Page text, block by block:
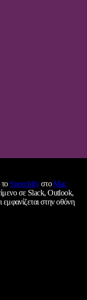
SpeechifyστοMac
σε Slack, Outlook,
εμφανίζεται στην οθόνη